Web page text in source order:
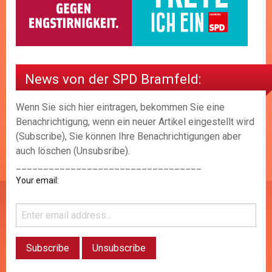
News von der SPD Bramfeld:
Wenn Sie sich hier eintragen, bekommen Sie eine
Benachrichtigung, wenn ein neuer Artikel eingestellt wird
(Subscribe), Sie können Ihre Benachrichtigungen aber
auch löschen (Unsubsribe).
Your email: